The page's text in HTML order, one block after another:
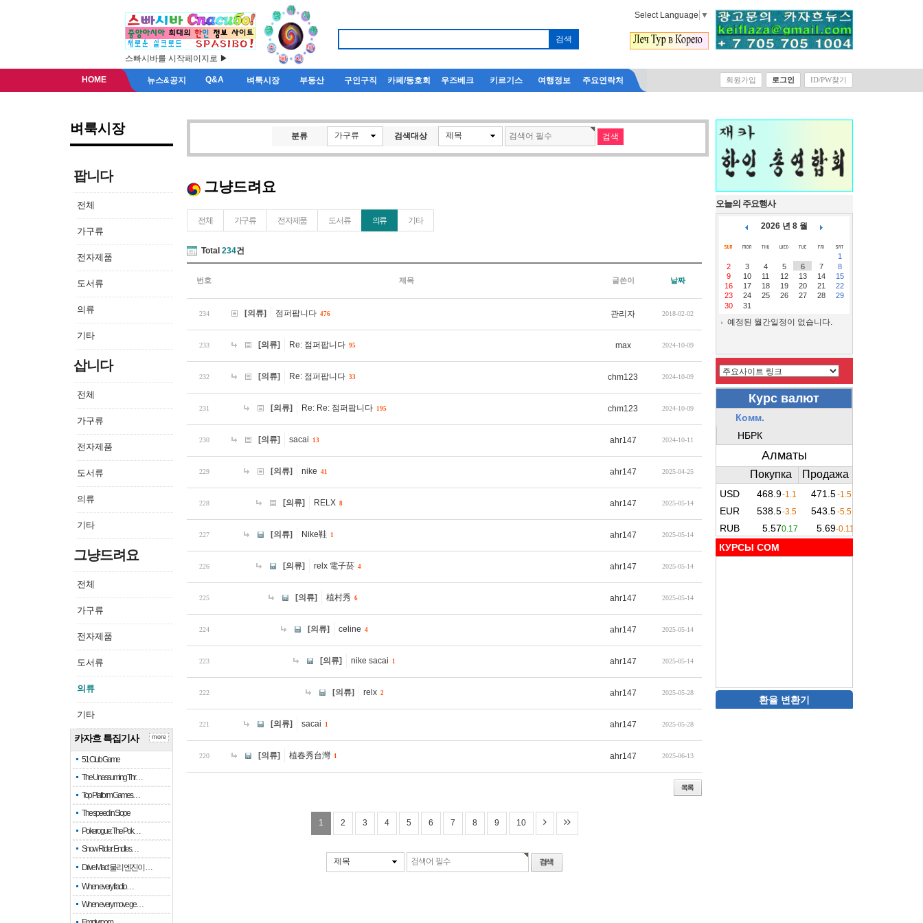
스빠시바를 시작페이지로 ▶
Select Language ▼
HOME 뉴스&공지 Q&A 벼룩시장 부동산 구인구직 카페/동호회 우즈베크 키르기스 여행정보 주요연락처 회원가입 로그인 ID/PW찾기
벼룩시장
팝니다
전체
가구류
전자제품
도서류
의류
기타
삽니다
전체
가구류
전자제품
도서류
의류
기타
그냥드려요
전체
가구류
전자제품
도서류
의류
기타
카자흐 특집기사
51 Club Game
The Unassuming Thr…
Top Platform Games…
The speed in Slope
Pokerogue: The Pok…
Snow Rider: Endles…
Drive Mad: 물리 엔진이 …
When every fractio…
When every move ge…
more
분류 가구류 검색대상 제목
그냥드려요
전체 가구류 전자제품 도서류 의류 기타
Total 234건
번호 제목 글쓴이 날짜
234 [의류] 점퍼팝니다 476 관리자 2018-02-02
233 [의류] Re: 점퍼팝니다 95 max 2024-10-09
232 [의류] Re: 점퍼팝니다 33 chm123 2024-10-09
231 [의류] Re: Re: 점퍼팝니다 195 chm123 2024-10-09
230 [의류] sacai 13 ahr147 2024-10-11
229 [의류] nike 41 ahr147 2025-04-25
228 [의류] RELX 8 ahr147 2025-05-14
227 [의류] Nike鞋 1 ahr147 2025-05-14
226 [의류] relx 電子菸 4 ahr147 2025-05-14
225 [의류] 植村秀 6 ahr147 2025-05-14
224 [의류] celine 4 ahr147 2025-05-14
223 [의류] nike sacai 1 ahr147 2025-05-14
222 [의류] relx 2 ahr147 2025-05-28
221 [의류] sacai 1 ahr147 2025-05-28
220 [의류] 植春秀台灣 1 ahr147 2025-06-13
1 2 3 4 5 6 7 8 9 10
제목
오늘의 주요행사
2026 년 8 월
1
2
3 4 5 6 7
8
9
10 11 12 13 14
15
16
17 18 19 20 21
22
23
24 25 26 27 28
29
30
31
예정된 월간일정이 없습니다.
КУРСЫ COM
환율 변환기